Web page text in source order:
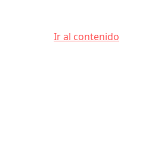
Ir al contenido